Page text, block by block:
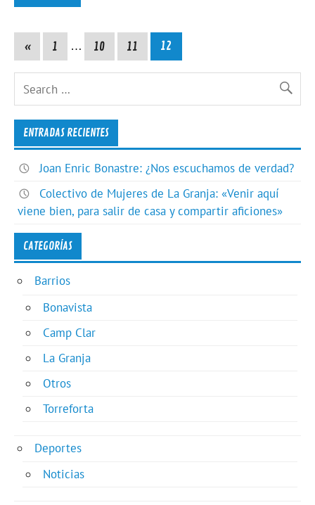
« 1 … 10 11 12
ENTRADAS RECIENTES
Joan Enric Bonastre: ¿Nos escuchamos de verdad?
Colectivo de Mujeres de La Granja: «Venir aquí
viene bien, para salir de casa y compartir aficiones»
CATEGORÍAS
Barrios
Bonavista
Camp Clar
La Granja
Otros
Torreforta
Deportes
Noticias